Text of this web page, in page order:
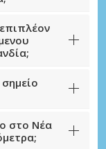
στο Νέα